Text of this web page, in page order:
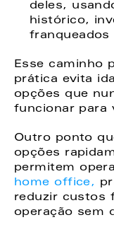
deles,
histórico,
franqueados
Esse caminho
prática evita
opções que
funcionar para
Outro ponto
opções
permitem
home office,
reduzir custos
operação sem